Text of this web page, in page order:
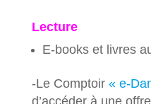
Lecture
E-books et livres
-Le Comptoir « e-
d’accéder à une